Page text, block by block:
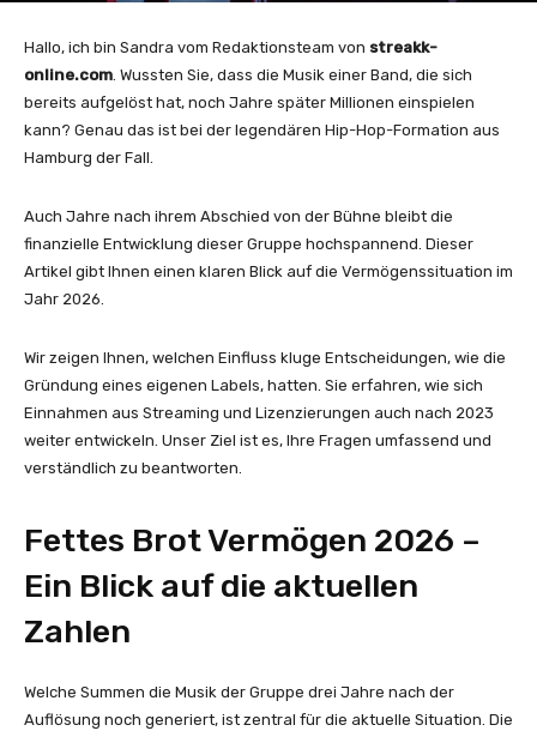
Hallo, ich bin Sandra vom Redaktionsteam von streakk-
online.com. Wussten Sie, dass die Musik einer Band, die sich
bereits aufgelöst hat, noch Jahre später Millionen einspielen
kann? Genau das ist bei der legendären Hip-Hop-Formation aus
Hamburg der Fall.
Auch Jahre nach ihrem Abschied von der Bühne bleibt die
finanzielle Entwicklung dieser Gruppe hochspannend. Dieser
Artikel gibt Ihnen einen klaren Blick auf die Vermögenssituation im
Jahr 2026.
Wir zeigen Ihnen, welchen Einfluss kluge Entscheidungen, wie die
Gründung eines eigenen Labels, hatten. Sie erfahren, wie sich
Einnahmen aus Streaming und Lizenzierungen auch nach 2023
weiter entwickeln. Unser Ziel ist es, Ihre Fragen umfassend und
verständlich zu beantworten.
Fettes Brot Vermögen 2026 –
Ein Blick auf die aktuellen
Zahlen
Welche Summen die Musik der Gruppe drei Jahre nach der
Auflösung noch generiert, ist zentral für die aktuelle Situation. Die